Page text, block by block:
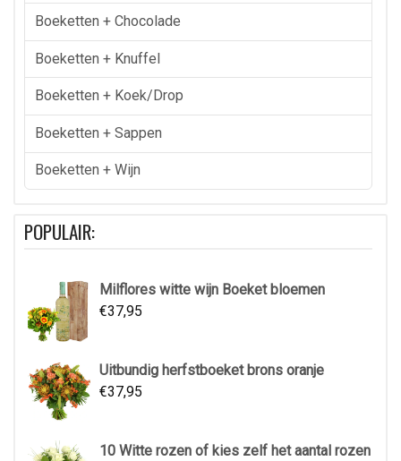
Boeketten + Chocolade
Boeketten + Knuffel
Boeketten + Koek/drop
Boeketten + Sappen
Boeketten + Wijn
POPULAIR:
Milflores witte wijn Boeket bloemen
€37,95
Uitbundig herfstboeket brons oranje
€37,95
10 Witte rozen of kies zelf het aantal rozen